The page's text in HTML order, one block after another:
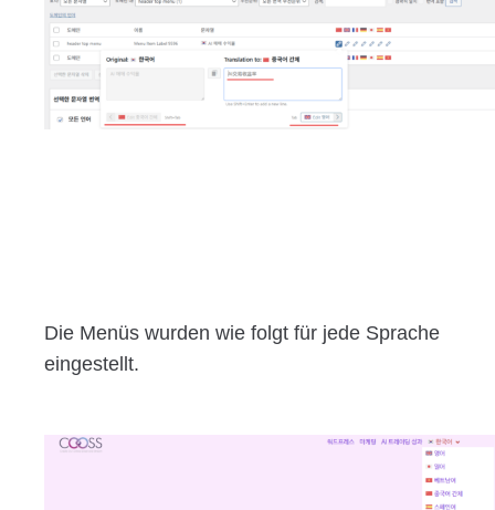
Die Menüs wurden wie folgt für jede Sprache
eingestellt.